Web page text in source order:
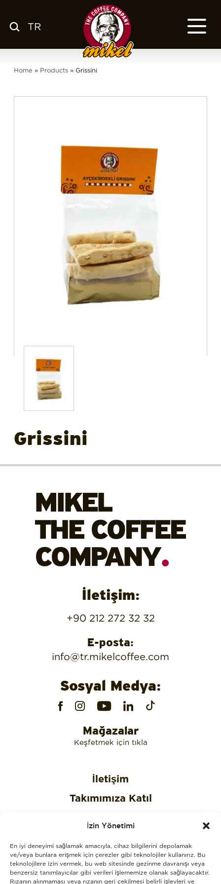
İzin Yönetimi
En iyi deneyimi sağlamak amacıyla, cihaz bilgilerini depolamak
ve/veya bunlara erişmek için çerezler gibi teknolojiler kullanırız. Bu
teknolojilere izin vermek, bu web sitesinde gezinme davranışı veya
benzersiz tanımlayıcılar gibi verileri işlememize olanak sağlayacaktır.
Rızanın alınmaması veya rızanın geri çekilmesi belirli işlevleri ve
TR
BLOG
Home » Products» Grissini
Grissini
İletişim:
+90 212 272 32 32
E-posta:
info@tr.mikelcoffee.com
Sosyal Medya:
Mağazalar
Keşfetmek için tıkla
İletişim
Takımımıza Katıl
KVKK Aydınlatma Metni
KVKK Açık Rıza Onay Metni